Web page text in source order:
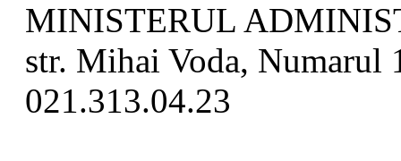
MINISTERUL
str. Mihai Voda, Numarul
021.313.04.23